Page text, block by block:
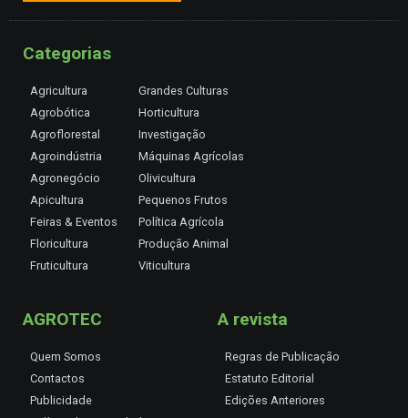
Categorias
Agricultura
Agrobótica
Agroflorestal
Agroindústria
Agronegócio
Apicultura
Feiras & Eventos
Floricultura
Fruticultura
Grandes Culturas
Horticultura
Investigação
Máquinas Agrícolas
Olivicultura
Pequenos Frutos
Política Agrícola
Produção Animal
Viticultura
AGROTEC
Quem Somos
Contactos
Publicidade
A revista
Regras de Publicação
Estatuto Editorial
Edições Anteriores